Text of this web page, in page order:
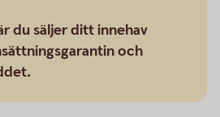
du säljer ditt innehav
och